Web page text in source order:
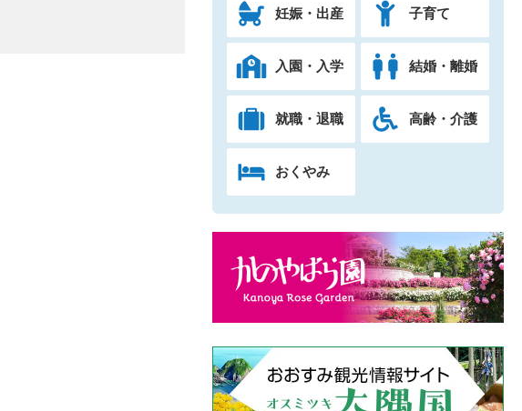
妊娠・出産 子育て
入園・入学 結婚・離婚
就職・退職 高齢・介護
おくやみ